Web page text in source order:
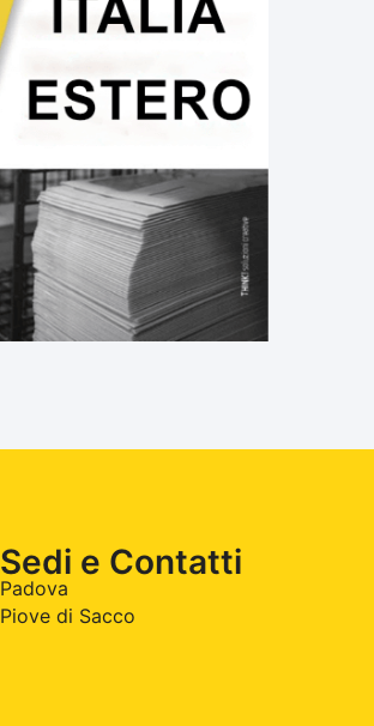
Sedi e Contatti
Padova
Piove di Sacco